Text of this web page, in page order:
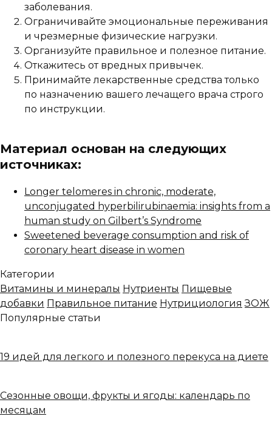
заболевания.
Ограничивайте эмоциональные переживания
и чрезмерные физические нагрузки.
Организуйте правильное и полезное питание.
Откажитесь от вредных привычек.
Принимайте лекарственные средства только
по назначению вашего лечащего врача строго
по инструкции.
Материал основан на следующих
источниках:
Longer telomeres in chronic, moderate,
unconjugated hyperbilirubinaemia: insights from a
human study on Gilbert’s Syndrome
Sweetened beverage consumption and risk of
coronary heart disease in women
Категории
Витамины и минералы Нутриенты Пищевые
добавки Правильное питание Нутрициология ЗОЖ
Популярные статьи
19 идей для легкого и полезного перекуса на диете
Сезонные овощи, фрукты и ягоды: календарь по
месяцам